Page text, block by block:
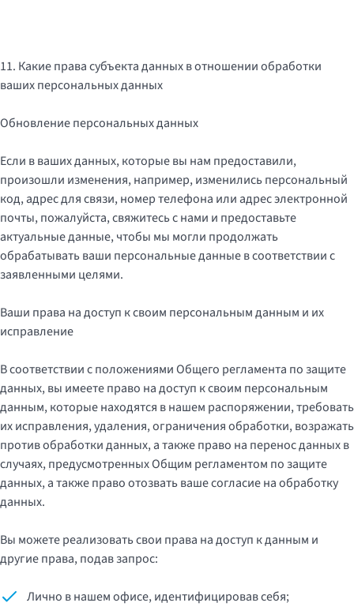
11. Какие права субъекта данных в отношении обработки
ваших персональных данных
Обновление персональных данных
Если в ваших данных, которые вы нам предоставили,
произошли изменения, например, изменились персональный
код, адрес для связи, номер телефона или адрес электронной
почты, пожалуйста, свяжитесь с нами и предоставьте
актуальные данные, чтобы мы могли продолжать
обрабатывать ваши персональные данные в соответствии с
заявленными целями.
Ваши права на доступ к своим персональным данным и их
исправление
В соответствии с положениями Общего регламента по защите
данных, вы имеете право на доступ к своим персональным
данным, которые находятся в нашем распоряжении, требовать
их исправления, удаления, ограничения обработки, возражать
против обработки данных, а также право на перенос данных в
случаях, предусмотренных Общим регламентом по защите
данных, а также право отозвать ваше согласие на обработку
данных.
Вы можете реализовать свои права на доступ к данным и
другие права, подав запрос:
Лично в нашем офисе, идентифицировав себя;